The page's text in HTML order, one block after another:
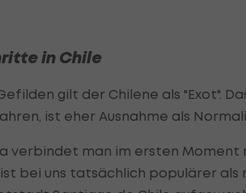
in Chile
gilt der Chilene als "Exot".
ist eher Ausnahme als
verbindet man im ersten Moment
bei uns tatsächlich populärer als